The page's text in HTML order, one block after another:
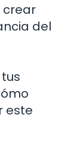
crear
del
este